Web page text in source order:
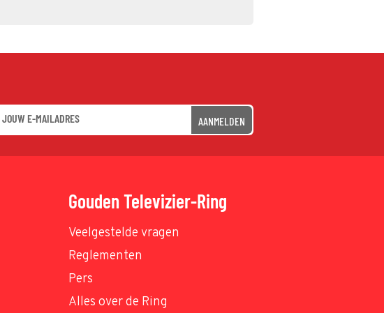
AANMELDEN
Gouden Televizier-Ring
Veelgestelde vragen
Reglementen
Pers
Alles over de Ring